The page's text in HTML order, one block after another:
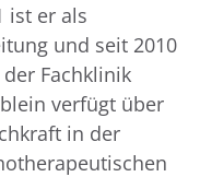
ist er als
und seit 2010
Fachklinik
verfügt über
in der